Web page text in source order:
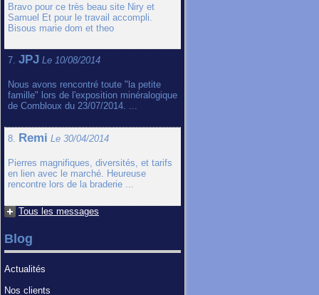
Bravo pour ce très beau site Niry et
Samuel Et pour le travail accompli.
Bisous marie dom et theo
7. JPJ Le 10/08/2014
Nous avons rencontré toute "la petite
famille" lors de l'exposition minéralogique
de Combloux du 23/07/2014. ...
8. Remi Le 30/04/2014
Pierres magnifiques, diversités, et tarifs
en lien avec le marché. Heureuse
rencontre lors de la braderie ...
Tous les messages
Blog
Actualités
Nos clients